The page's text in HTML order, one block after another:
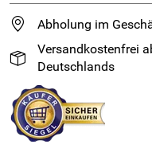
Abholung im
Versandkostenfrei
Deutschlands